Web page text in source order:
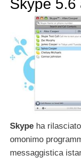
Skype 5.6
Skype ha
omonimo
messaggistica